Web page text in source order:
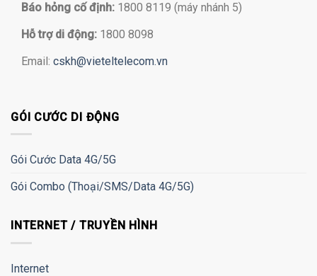
Báo hỏng cố định: 1800 8119 (máy nhánh 5)
Hỗ trợ di động: 1800 8098
Email: cskh@vieteltelecom.vn
GÓI CƯỚC DI ĐỘNG
Gói Cước Data 4G/5G
Gói Combo (Thoại/SMS/Data 4G/5G)
INTERNET / TRUYỀN HÌNH
Internet